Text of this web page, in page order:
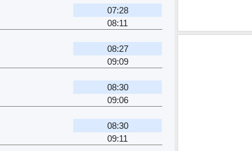
07:28
08:11
08:27
09:09
08:30
09:06
08:30
09:11